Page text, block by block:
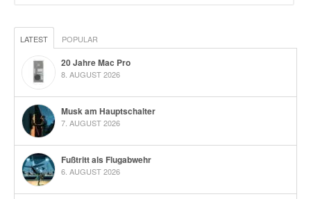
LATEST POPULAR
20 Jahre Mac Pro
8. AUGUST 2026
Musk am Hauptschalter
7. AUGUST 2026
Fußtritt als Flugabwehr
6. AUGUST 2026